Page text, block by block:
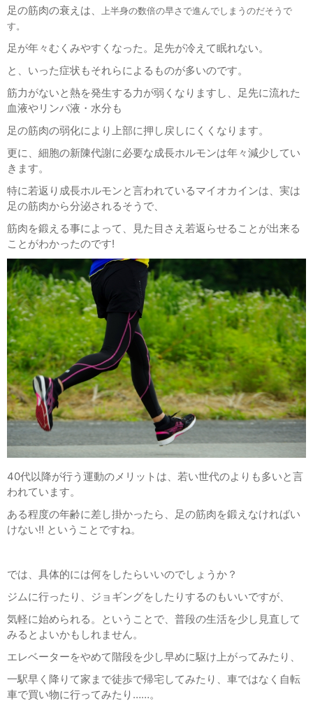
足の筋肉の衰えは、 上半身の数倍の早さで進んでしまうのだそうで
す。
足が年々むくみやすくなった。足先が冷えて眠れない。
と、いった症状もそれらによるものが多いのです。
筋力がないと熱を発生する力が弱くなりますし、足先に流れた
血液やリンパ液・水分も
足の筋肉の弱化により上部に押し戻しにくくなります。
更に、細胞の新陳代謝に必要な成長ホルモンは年々減少してい
きます。
特に若返り成長ホルモンと言われているマイオカインは、実は
足の筋肉から分泌されるそうで、
筋肉を鍛える事によって、見た目さえ若返らせることが出来る
ことがわかったのです!
40代以降が行う運動のメリットは、若い世代のよりも多いと言
われています。
ある程度の年齢に差し掛かったら、足の筋肉を鍛えなければい
けない!! ということですね。
では、具体的には何をしたらいいのでしょうか？
ジムに行ったり、ジョギングをしたりするのもいいですが、
気軽に始められる。ということで、普段の生活を少し見直して
みるとよいかもしれません。
エレベーターをやめて階段を少し早めに駆け上がってみたり、
一駅早く降りて家まで徒歩で帰宅してみたり、車ではなく自転
車で買い物に行ってみたり……。